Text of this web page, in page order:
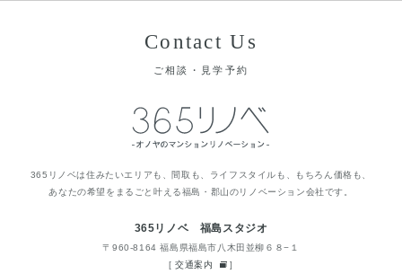
Contact Us
ご相談・見学予約
365リノベは住みたいエリアも、間取も、ライフスタイルも、もちろん価格も、
あなたの希望をまるごと叶える福島・郡山のリノベーション会社です。
365リノベ 福島スタジオ
〒960-8164 福島県福島市八木田並柳６８−１
[交通案内 ]